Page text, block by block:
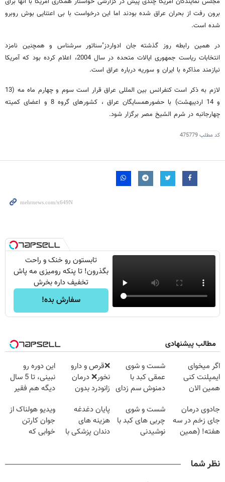
برون رفت از بحران عراق شده بودند اما این درخواست با بی اعتنایی بوش روبرو
شده است.
در همین رابطه روز گذشته جان ادواردز"سناتور سرشناس و همچنین نامزد
انتخابات ریاست جمهوری ایالات متحده در سال 2004، اعلام کرده بود که آمریکا
نیازمند مذاکره با ایران و سوریه درباره عراق است.
لازم به ذکر است کنفرانس بین ‌المللی عراق قرار است سوم و چهارم ماه مه (13
و 14 اردیبهشت) با حضورهمسایگان عراق ، کشورهای گروه 8 و اعضای کمیته
چهارجانبه در شرم ‌الشیخ مصر برگزار شود.
کد مطلب475779
تابستون رو خنک و راحت
بگذرون! تا پنکه رومیزی مه پاش
تخفیف داره بخرش
سفارش بده!
مطالب پیشنهادی
اگر میخوای
ایمپلنت کنی
همین الان
۲۵ میلیون
تومان!!!
شست و شوی
عمقی کبد با
دمنوش سم زدای
❌قرص‌ و دارو
نخور❌ درمان
زانودرد بدون
این دوره رو
نبینی، تا 5 سال
دیگه هم فقیر
الان ثبت نام کن
جادوی درمان
جای زخم در سه
هفته! (همین
شست و شوی
چربی های کبد با
نوشیدنی
پایان دغدغه
هزینه های
دندان پزشکی با
ویدیو هولناک از
جوان کارتن
خوابی که
نظر شما